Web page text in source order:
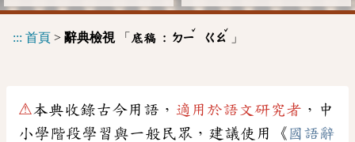
::: 首頁 > 辭典檢視「 底稿 : ㄉㄧ
ˇ
ㄍㄠ
ˇ
」
⚠本典收錄古今用語， 適用於語文研究者 ，中
小學階段學習與一般民眾，建議使用《 國語辭